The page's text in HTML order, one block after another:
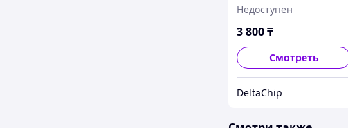
Недоступен
3 800₸
Смотреть
DeltaChip